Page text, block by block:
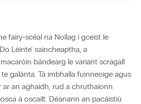
fairy-scéal na Nollag i gceist le
Léinte' saincheaptha, a
bándearg le variant scragall
galánta. Tá imbhalla fuinneoige agus
ar an aghaidh, rud a chruthaíonn
á oscailt. Déanann an pacáistiú